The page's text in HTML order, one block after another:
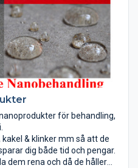
för behandling,
& klinker mm så att de
dig både tid och pengar.
dem rena och då de håller